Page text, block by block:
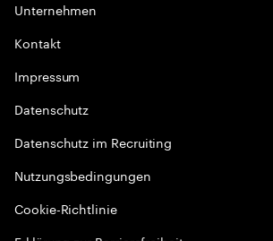
Unternehmen
Kontakt
Impressum
Datenschutz
Datenschutz im Recruiting
Nutzungsbedingungen
Cookie-Richtlinie